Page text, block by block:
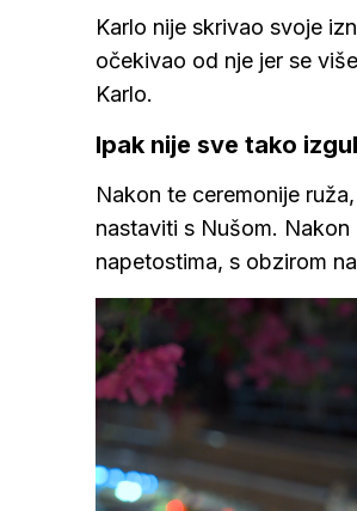
Karlo nije skrivao svoje
očekivao od nje jer se
Karlo.
Ipak nije sve tako
Nakon te ceremonije
nastaviti s Nušom.
napetostima, s obzirom